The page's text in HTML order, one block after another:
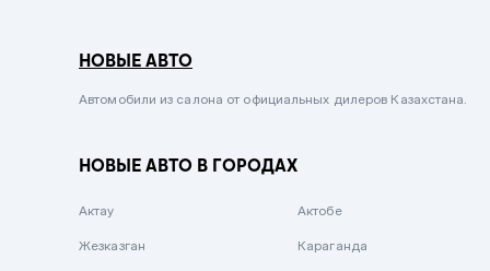
Сиреневый металлик
Вишневый
НОВЫЕ АВТО
Автомобили из салона от официальных дилеров Казахстана.
НОВЫЕ АВТО В ГОРОДАХ
Актау Актобе
Жезказган Караганда